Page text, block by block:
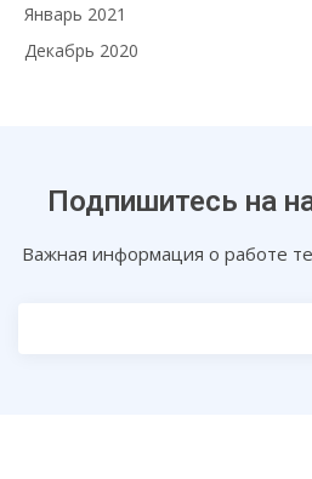
Январь 2021
Декабрь 2020
Подпишитесь на
Важная информация о работе